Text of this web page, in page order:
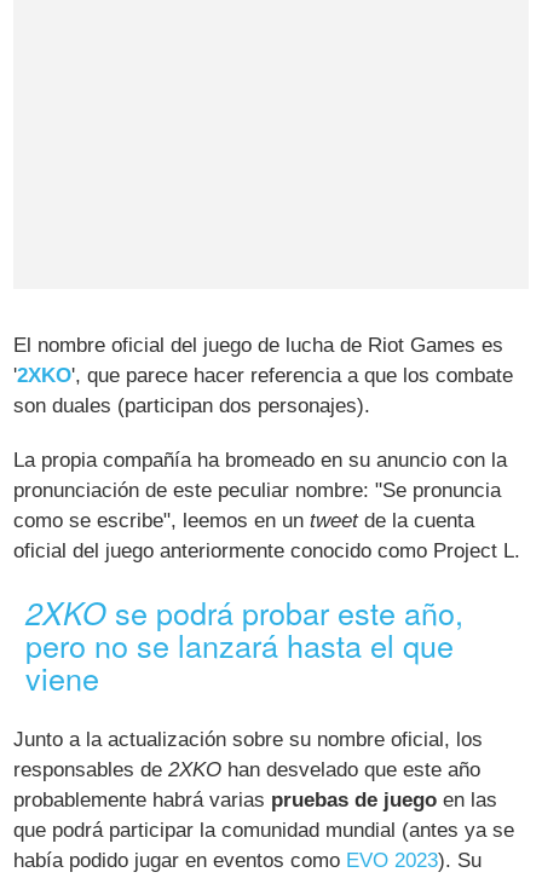
El nombre oficial del juego de lucha de Riot Games es
'2XKO', que parece hacer referencia a que los combate
son duales (participan dos personajes).
La propia compañía ha bromeado en su anuncio con la
pronunciación de este peculiar nombre: "Se pronuncia
como se escribe", leemos en untweetde la cuenta
oficial del juego anteriormente conocido como Project L.
2XKO se podrá probar este año,
pero no se lanzará hasta el que
viene
Junto a la actualización sobre su nombre oficial, los
responsables de2XKO han desvelado que este año
probablemente habrá varias pruebas de juego en las
que podrá participar la comunidad mundial (antes ya se
había podido jugar en eventos como EVO 2023). Su